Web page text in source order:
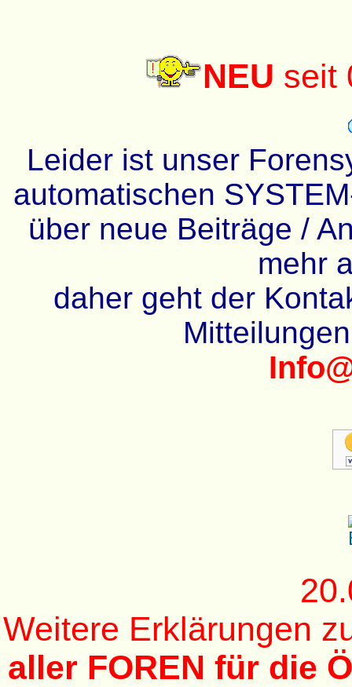
NEU seit
Leider ist unser
automatischen
über neue Beiträge /
mehr
daher geht der
Weitere Erklärungen
aller FOREN für die